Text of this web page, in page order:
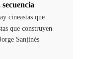
cineastas que
que construyen
Sanjinés